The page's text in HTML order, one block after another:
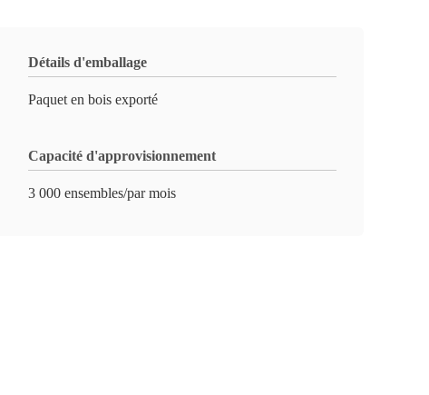
Détails d'emballage
Paquet en bois exporté
Capacité d'approvisionnement
3 000 ensembles/par mois